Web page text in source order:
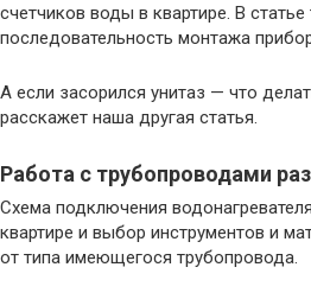
счетчиков воды в квартире. В
последовательность монтажа
А если засорился унитаз — что
расскажет наша другая статья.
Работа с трубопроводами
Схема подключения
квартире и выбор инструментов и
от типа имеющегося трубопровода.